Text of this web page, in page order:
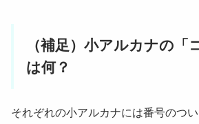
（補足）小アルカナの「
は何？
それぞれの小アルカナには番号のつ